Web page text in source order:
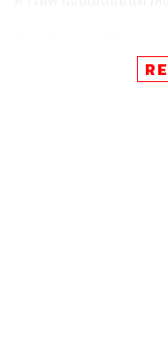
ผลตอบแทนได้แย่ที่สุด ล
ทศวรรษ อ้างอิงกับเงิน